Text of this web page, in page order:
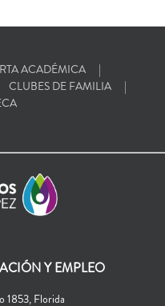
ACADÉMICA
CLUBES DE FAMILIA
Y EMPLEO
1853, Florida